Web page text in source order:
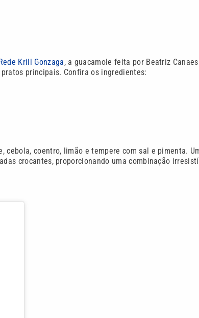
Krill Gonzaga, a guacamole feita por Beatriz
principais. Confira os ingredientes:
cebola, coentro, limão e tempere com sal e pimenta.
crocantes, proporcionando uma combinação